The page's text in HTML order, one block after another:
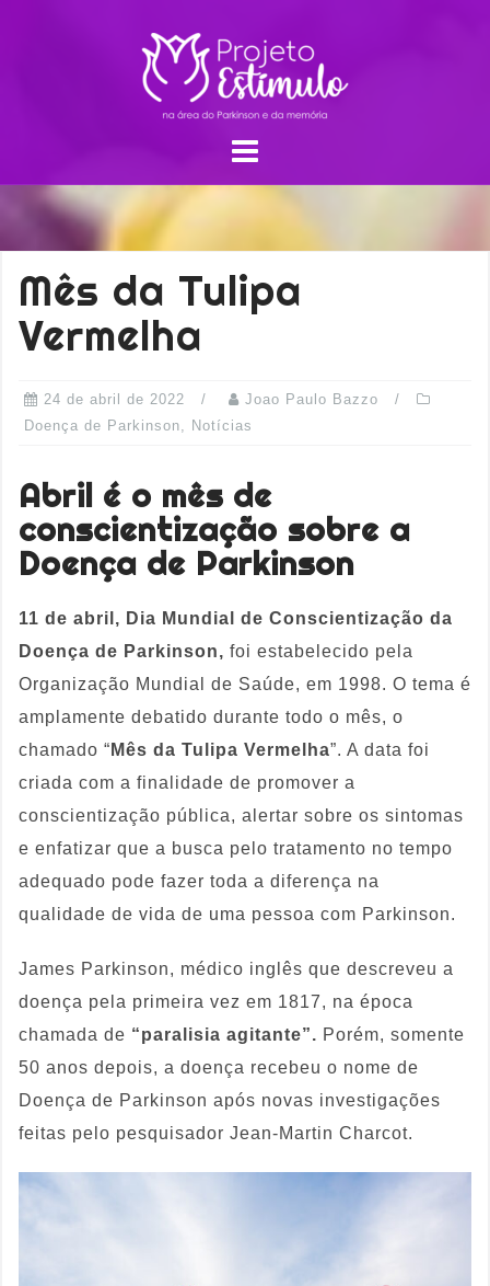
Mês da Tulipa
Vermelha
24 de abril de 2022
Joao Paulo Bazzo
Doença de Parkinson, Notícias
Abril é o mês de
conscientização sobre a
Doença de Parkinson
11 de abril, Dia Mundial de Conscientização da
Doença de Parkinson, foi estabelecido pela
Organização Mundial de Saúde, em 1998. O tema é
amplamente debatido durante todo o mês, o
chamado “ Mês da Tulipa Vermelha”. A data foi
criada com a finalidade de promover a
conscientização pública, alertar sobre os sintomas
e enfatizar que a busca pelo tratamento no tempo
adequado pode fazer toda a diferença na
qualidade de vida de uma pessoa com Parkinson.
James Parkinson, médico inglês que descreveu a
doença pela primeira vez em 1817, na época
chamada de “paralisia agitante”. Porém, somente
50 anos depois, a doença recebeu o nome de
Doença de Parkinson após novas investigações
feitas pelo pesquisador Jean-Martin Charcot.